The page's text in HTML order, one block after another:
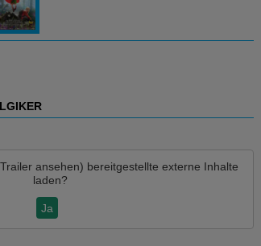
ansehen) bereitgestellte externe Inhalte
laden?
Ja